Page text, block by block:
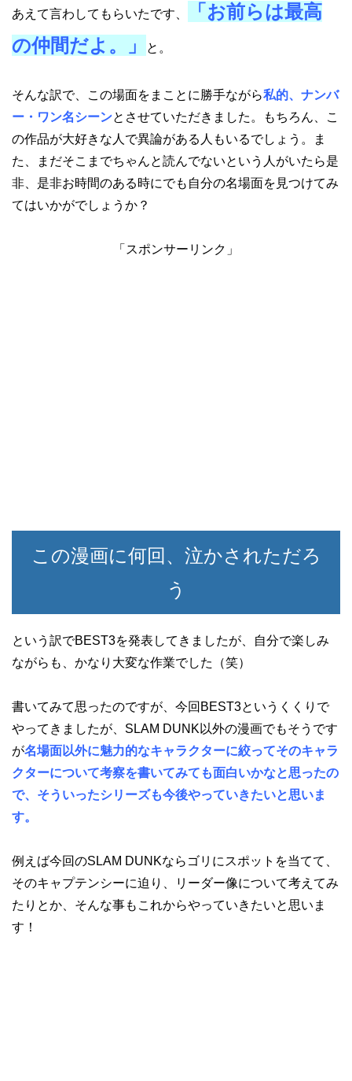
あえて言わしてもらいたです、
「お前らは最高
の仲間だよ。」
と。
そんな訳で、この場面をまことに勝手ながら私的、ナンバ
ー・ワン名シーンとさせていただきました。もちろん、こ
の作品が大好きな人で異論がある人もいるでしょう。ま
た、まだそこまでちゃんと読んでないという人がいたら是
非、是非お時間のある時にでも自分の名場面を見つけてみ
てはいかがでしょうか？
「スポンサーリンク」
この漫画に何回、泣かされただろ
う
という訳でBEST3を発表してきましたが、自分で楽しみ
ながらも、かなり大変な作業でした（笑）
書いてみて思ったのですが、今回BEST3というくくりで
やってきましたが、SLAM DUNK以外の漫画でもそうです
が名場面以外に魅力的なキャラクターに絞ってそのキャラ
クターについて考察を書いてみても面白いかなと思ったの
で、そういったシリーズも今後やっていきたいと思いま
す。
例えば今回のSLAM DUNKならゴリにスポットを当てて、
そのキャプテンシーに迫り、リーダー像について考えてみ
たりとか、そんな事もこれからやっていきたいと思いま
す！